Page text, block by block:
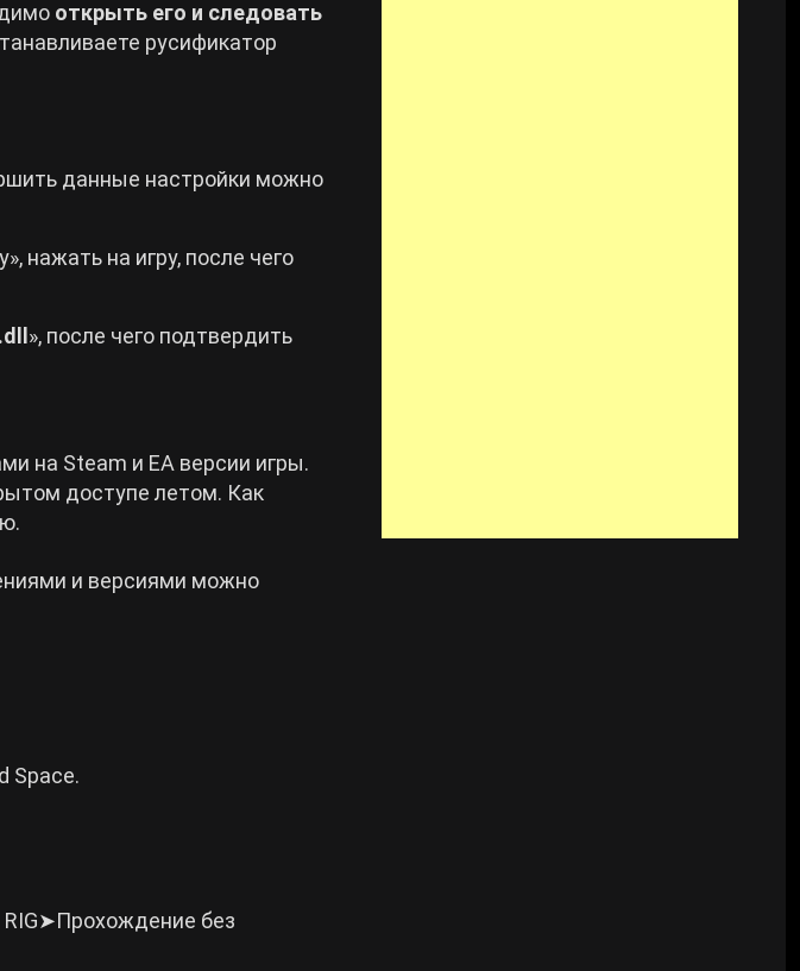
открыть его и следовать
русификатор
данные настройки можно
нажать на игру, после чего
», после чего подтвердить
на Steam и EA версии игры.
доступе летом. Как
и версиями можно
Space.
RIG➤Прохождение без